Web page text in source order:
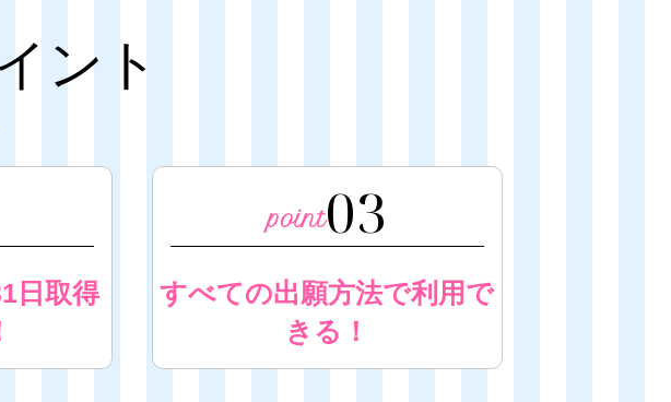
ント
日取得
03
すべての出願方法で利用で
きる！